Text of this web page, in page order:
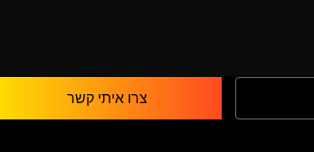
צרו איתי קשר